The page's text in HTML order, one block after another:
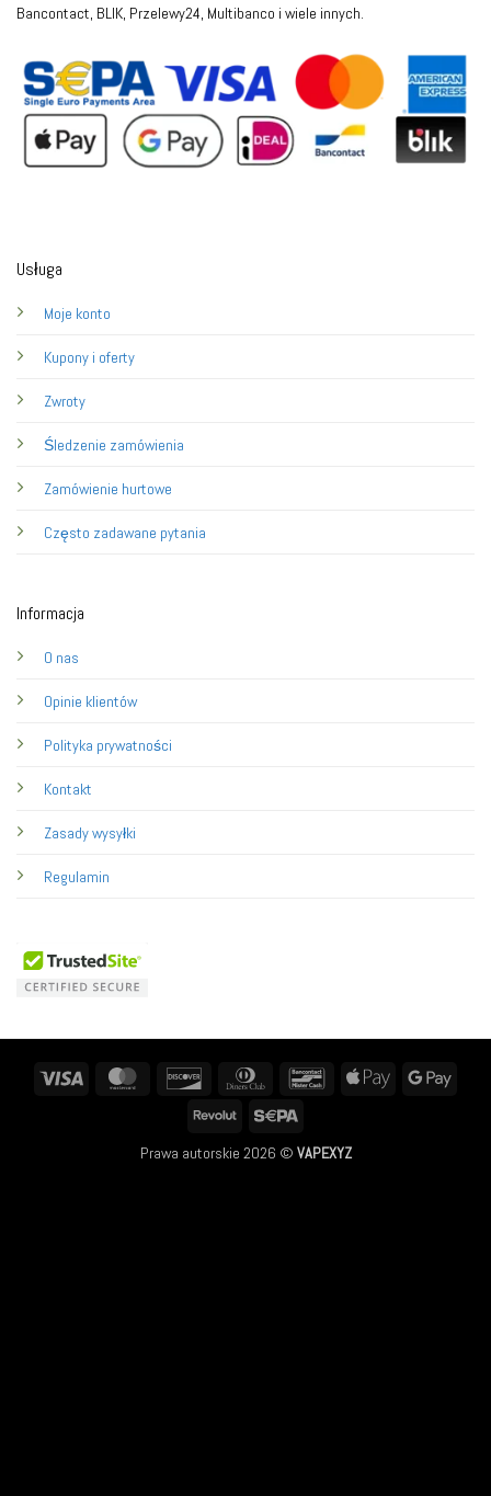
Usługa
Moje konto
Kupony i oferty
Zwroty
Śledzenie zamówienia
Zamówienie hurtowe
Często zadawane pytania
Informacja
O nas
Opinie klientów
Polityka prywatności
Kontakt
Zasady wysyłki
Regulamin
Bancontact, BLIK, Przelewy24, Multibanco i wiele innych.
MasterCard Discover
Dinners
BancontactApple
Revolut
Prawa autorskie 2026 © VAPEXYZ